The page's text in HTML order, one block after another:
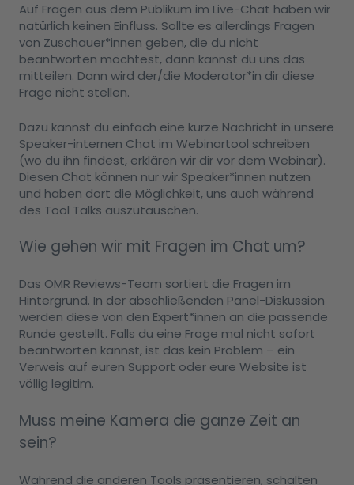
Auf Fragen aus dem Publikum im Live-Chat haben wir
natürlich keinen Einfluss. Sollte es allerdings Fragen
von Zuschauer*innen geben, die du nicht
beantworten möchtest, dann kannst du uns das
mitteilen. Dann wird der/die Moderator*in dir diese
Frage nicht stellen.
Dazu kannst du einfach eine kurze Nachricht in unsere
Speaker-internen Chat im Webinartool schreiben
(wo du ihn findest, erklären wir dir vor dem Webinar).
Diesen Chat können nur wir Speaker*innen nutzen
und haben dort die Möglichkeit, uns auch während
des Tool Talks auszutauschen.
Wie gehen wir mit Fragen im Chat um?
Das OMR Reviews-Team sortiert die Fragen im
Hintergrund. In der abschließenden Panel-Diskussion
werden diese von den Expert*innen an die passende
Runde gestellt. Falls du eine Frage mal nicht sofort
beantworten kannst, ist das kein Problem – ein
Verweis auf euren Support oder eure Website ist
völlig legitim.
Muss meine Kamera die ganze Zeit an
sein?
Während die anderen Tools präsentieren, schalten